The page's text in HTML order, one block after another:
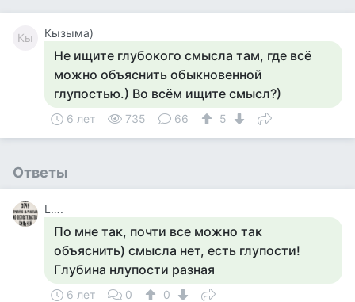
Кы Кызыма)
Не ищите глубокого смысла там, где всё
можно объяснить обыкновенной
глупостью.) Во всём ищите смысл?)
6 лет 735 66 5
Ответы
L….
По мне так, почти все можно так
объяснить) смысла нет, есть глупости!
Глубина нлупости разная
6 лет 0 0